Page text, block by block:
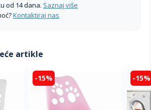
od 14 dana. Saznaj više
Kontaktiraj nas
artikle
-15% -15%